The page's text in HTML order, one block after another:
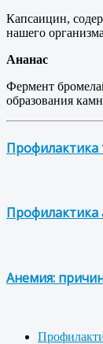
Капсаицин,
нашего
Ананас
Фермент
образования
Профилактика
Профилактика
Анемия: